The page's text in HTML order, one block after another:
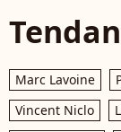
Marc Lavoine
Vincent Niclo